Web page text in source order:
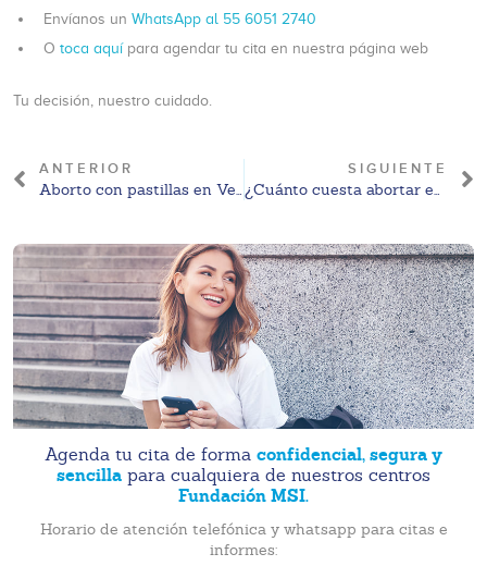
Envíanos un WhatsApp al 55 6051 2740
O toca aquípara agendar tu cita en nuestra página web
Tu decisión, nuestro cuidado.
ANTERIOR
Aborto con pastillas en Veracruz: información general, precios 2026 y marco legal
SIGUIENTE
¿Cuánto cuesta abortar en Pachuca? Precios aproximados 2026 y factores que influyen
Agenda tu cita de forma confidencial, segura y
sencilla para cualquiera de nuestros centros
Fundación MSI.
Horario de atención telefónica y whatsapp para citas e
informes: